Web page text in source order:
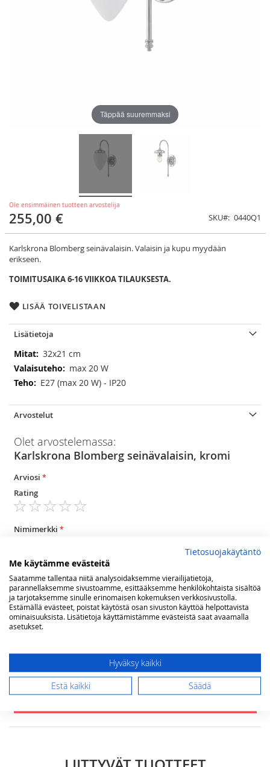
Ole ensimmäinen tuotteen arvostelija
255,00 € SKU 0440Q1
Karlskrona Blomberg seinävalaisin.Valaisin ja kupu myydään
erikseen.
TOIMITUSAIKA 6-16 VIIKKOA TILAUKSESTA.
LISÄÄ TOIVELISTAAN
Täppää suuremmaksi
Lisätietoja
Lisätietoja32x21 cm
max 20 W
E27 (max 20 W) - IP20
Arvostelut
Olet arvostelemassa:
Karlskrona Blomberg seinävalaisin, kromi
Arviosi
Rating
star
stars
stars
stars
stars
Nimimerkki
Yhteenveto
Arvostelu
Tietosuojakäytäntö
Me käytämme evästeitä
Saatamme tallentaa niitä analysoidaksemme vierailijatietoja,
parannellaksemme sivustoamme, esittääksemme henkilökohtaista sisältöä
ja tarjotaksemme sinulle erinomaisen kokemuksen verkkosivustolla.
Estämällä evästeet, poistat käytöstä osan sivuston käyttöä helpottavista
ominaisuuksista. Lisätietoja käyttämistämme evästeistä saat avaamalla
asetukset.
Hyväksy kaikki
Estä kaikki Säädä